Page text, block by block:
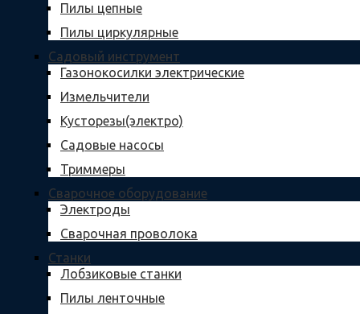
Пилы цепные
Пилы циркулярные
Садовый инструмент
Газонокосилки электрические
Измельчители
Кусторезы(электро)
Садовые насосы
Триммеры
Сварочное оборудование
Электроды
Сварочная проволока
Станки
Лобзиковые станки
Пилы ленточные